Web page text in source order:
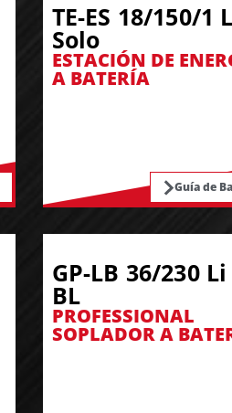
TE-ES 18/150/1
Solo
ESTACIÓN DE
A BATERÍA
Guía de
GP-LB 36/230 Li
BL
PROFESSIONAL
SOPLADOR A